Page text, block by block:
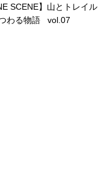
SCENE】山とトレイル
わる物語 vol.07